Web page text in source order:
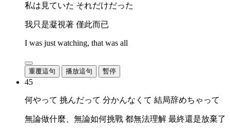
私は見ていた それだけだった
我只是凝視著 僅此而已
I was just watching, that was all
重覆這句 播放這句 暫停
45
何やって 挑んだって 分かんなくて 結局辞めちゃって
無論做什麼、無論如何挑戰 都無法理解 最終還是放棄了